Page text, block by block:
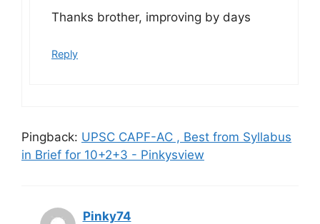
Thanks brother, improving by days
Reply
Pingback: UPSC CAPF-AC , Best from Syllabus
in Brief for 10+2+3 - Pinkysview
Pinky74